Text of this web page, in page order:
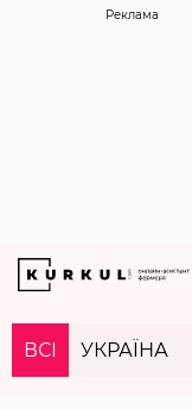
Реклама
ВСІ УКРАЇНА